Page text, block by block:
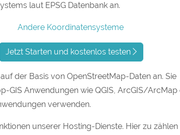
laut EPSG Datenbank an.
Andere Koordinatensysteme
Jetzt Starten und kostenlos testen
der Basis von OpenStreetMap-Daten an. Sie
GIS Anwendungen wie QGIS, ArcGIS/
verwenden.
unserer Hosting-Dienste. Hier zu